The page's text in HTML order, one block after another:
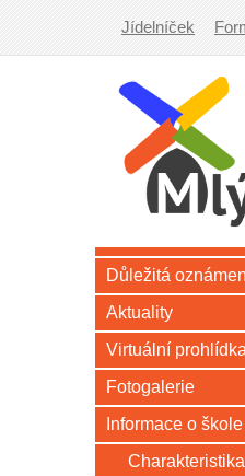
Jídelníček
Důležitá
Aktuality
Virtuální prohlídka
Fotogalerie
Informace o škole